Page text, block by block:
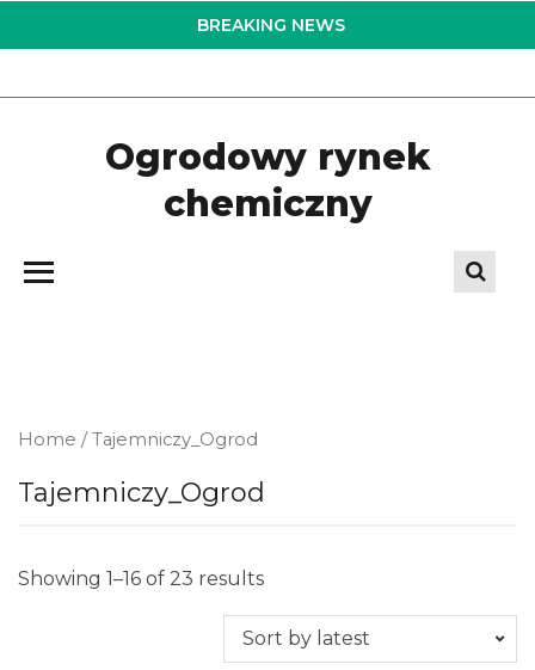
to
BREAKING NEWS
Ogrodowy rynek
chemiczny
Home / Tajemniczy_Ogrod
Tajemniczy_Ogrod
Showing 1–16 of 23 results